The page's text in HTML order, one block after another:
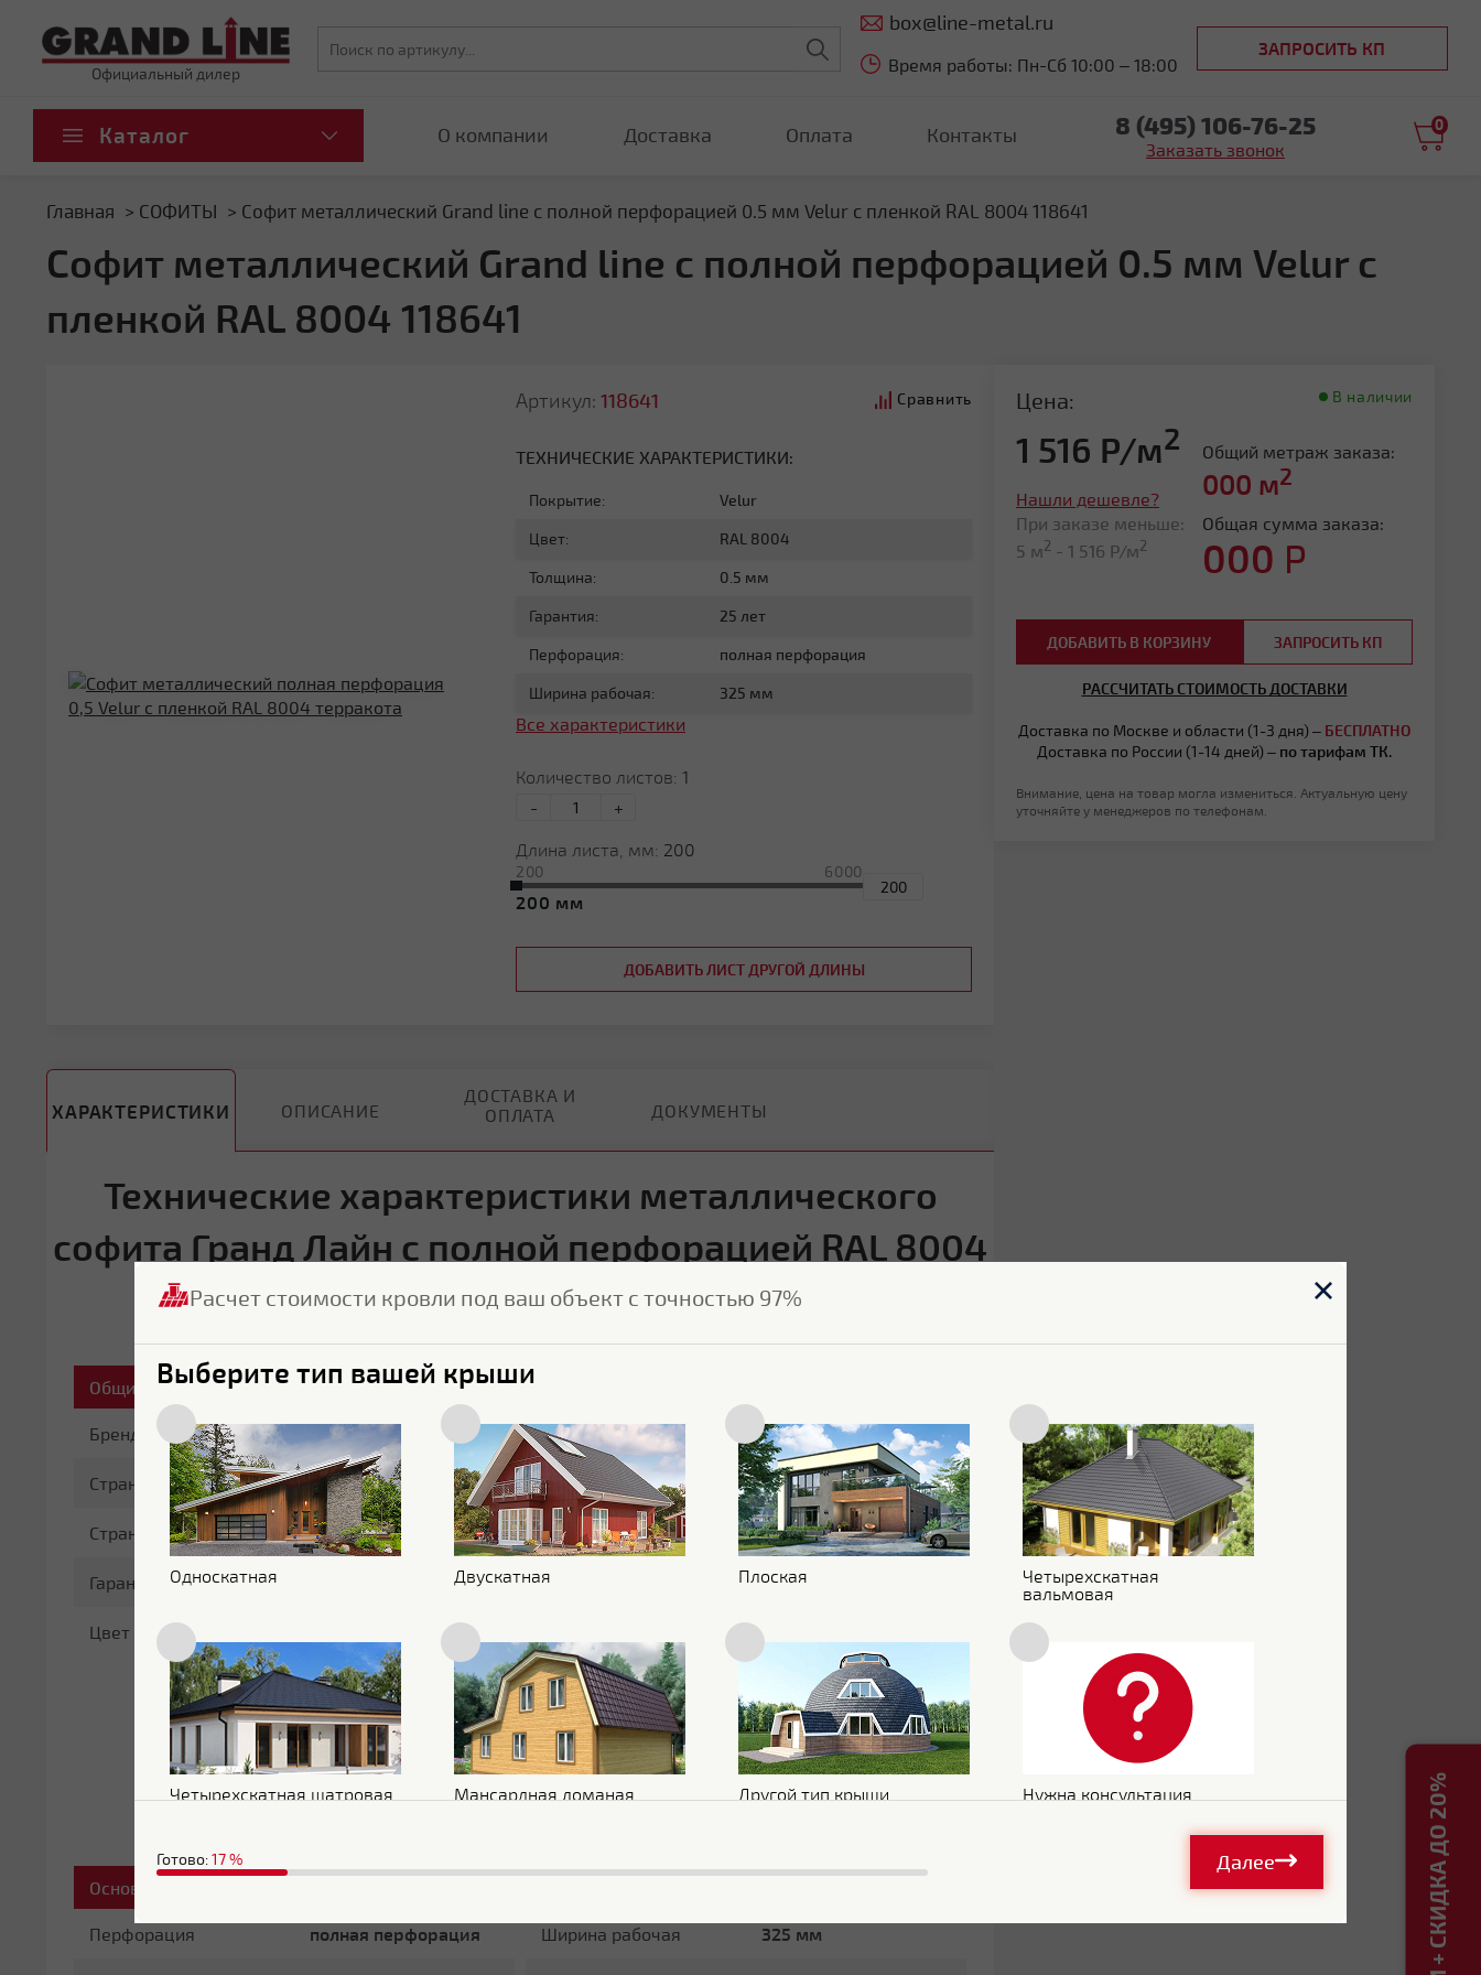
Официальный дилер
box@line-metal.ru
Время работы: Пн-Сб 10:00 – 18:00
ЗАПРОСИТЬ КП
Каталог О компании Доставка Оплата Контакты 8 (495) 106-76-25
Заказать звонок
0
Главная СОФИТЫ Софит металлический Grand line с полной перфорацией 0.5 мм Velur с пленкой RAL 8004 118641
Софит металлический Grand line с полной перфорацией 0.5 мм Velur с
пленкой RAL 8004 118641
Артикул: 118641 Сравнить
ТЕХНИЧЕСКИЕ ХАРАКТЕРИСТИКИ:
Покрытие: Velur
Цвет: RAL 8004
Толщина: 0.5 мм
Гарантия: 25 лет
Перфорация: полная перфорация
Ширина рабочая: 325 мм
Все характеристики
Количество листов: 1
-
+
Длина листа, мм: 200
200
200 6000
ДОБАВИТЬ ЛИСТ ДРУГОЙ ДЛИНЫ
ХАРАКТЕРИСТИКИ ОПИСАНИЕ
ДОСТАВКА И
ОПЛАТА
ДОКУМЕНТЫ
Технические характеристики металлического
софита Гранд Лайн с полной перфорацией RAL 8004
118641
Общие характеристики
Бренд Grand Line
Страна бренда Россия
Страна производитель Бельгия
Гарантия
Цвет
Пленка С пленкой
Покрытие
Velur
Толщина полимерного
покрытия
35 мкм
Текстура поверхности Текстурированная
Матовая
Защитный слой ZA 255 г/м2
Основа покрытия Полиэфир
Обратная сторона TwinColor
Основные характеристики
Перфорация полная перфорация Ширина рабочая 325 мм
Цена:
1 516 Р/м2
Нашли дешевле?
При заказе меньше:
5 м2 - 1 516 Р/м2
В наличии
Общий метраж заказа:
000 м2
Общая сумма заказа:
000 Р
ДОБАВИТЬ В КОРЗИНУ ЗАПРОСИТЬ КП
РАССЧИТАТЬ СТОИМОСТЬ ДОСТАВКИ
Доставка по Москве и области (1-3 дня) – БЕСПЛАТНО
Доставка по России (1-14 дней) – по тарифам ТК.
Внимание, цена на товар могла измениться. Актуальную цену
уточняйте у менеджеров по телефонам.
Расчет стоимости кровли под ваш объект с точностью 97%
Выберите тип вашей крыши
Односкатная Двускатная Плоская
Четырехскатная
вальмовая
Четырехскатная шатровая Мансардная ломаная Другой тип крыши Нужна консультация
Готово:17% Далее